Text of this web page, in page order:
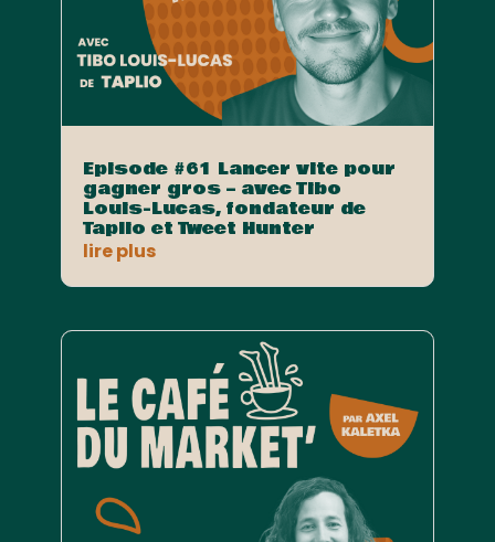
Episode #61 Lancer vite pour
gagner gros – avec Tibo
Louis-Lucas, fondateur de
Taplio et Tweet Hunter
lire plus